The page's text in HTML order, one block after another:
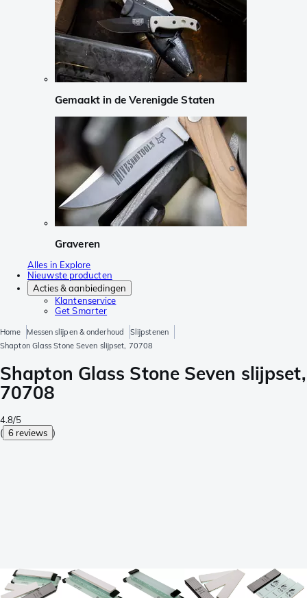
Gemaakt in de Verenigde Staten
Graveren
Alles in Explore
Nieuwste producten
Acties & aanbiedingen
Klantenservice
Get Smarter
Home Messen slijpen & onderhoud
Slijpstenen
Shapton Glass Stone Seven slijpset, 70708
Shapton Glass Stone Seven slijpset,
70708
4.8/5
( 6 reviews )